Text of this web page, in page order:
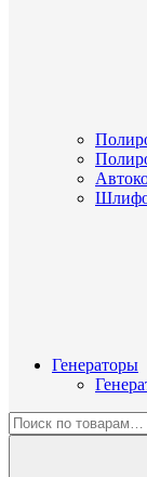
Генераторы